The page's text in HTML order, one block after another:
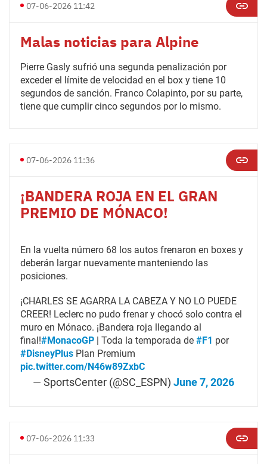
07-06-2026 11:42
Malas noticias para Alpine
Pierre Gasly sufrió una segunda penalización por
exceder el límite de velocidad en el box y tiene 10
segundos de sanción. Franco Colapinto, por su parte,
tiene que cumplir cinco segundos por lo mismo.
07-06-2026 11:36
¡BANDERA ROJA EN EL GRAN
PREMIO DE MÓNACO!
En la vuelta número 68 los autos frenaron en boxes y
deberán largar nuevamente manteniendo las
posiciones.
¡CHARLES SE AGARRA LA CABEZA Y NO LO PUEDE
CREER! Leclerc no pudo frenar y chocó solo contra el
muro en Mónaco. ¡Bandera roja llegando al
final!#MonacoGP | Toda la temporada de #F1 por
#DisneyPlus Plan Premium
pic.twitter.com/N46w89ZxbC
— SportsCenter (@SC_ESPN) June 7, 2026
07-06-2026 11:33